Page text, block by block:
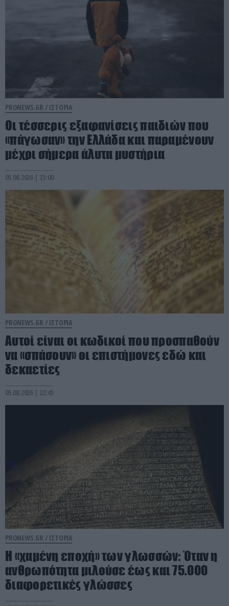
PRONEWS.GR / ΙΣΤΟΡΙΑ
Οι τέσσερις εξαφανίσεις παιδιών που
«πάγωσαν» την Ελλάδα και παραμένουν
μέχρι σήμερα άλυτα μυστήρια
05.08.2026 | 23:00
PRONEWS.GR / ΙΣΤΟΡΙΑ
Αυτοί είναι οι κωδικοί που προσπαθούν
να «σπάσουν» οι επιστήμονες εδώ και
δεκαετίες
05.08.2026 | 22:45
PRONEWS.GR / ΙΣΤΟΡΙΑ
Η «χαμένη εποχή» των γλωσσών: Όταν η
ανθρωπότητα μιλούσε έως και 75.000
διαφορετικές γλώσσες